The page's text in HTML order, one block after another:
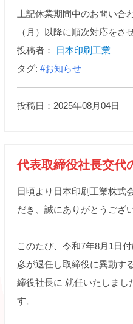
上記休業期間中のお問い合
（月）以降に順次対応をさ
投稿者：
日本印刷工業
タグ: #お知らせ
投稿日：2025年08月04日
代表取締役社長交代
日頃より日本印刷工業株式
だき、誠にありがとうござ
このたび、令和7年8月1日
彦が退任し取締役に異動す
締役社長に 就任いたしまし
す。